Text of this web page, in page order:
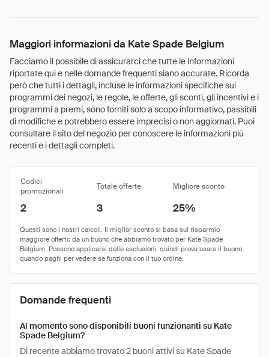
Maggiori informazioni da Kate Spade Belgium
Facciamo il possibile di assicurarci che tutte le informazioni
riportate qui e nelle domande frequenti siano accurate. Ricorda
però che tutti i dettagli, incluse le informazioni specifiche sui
programmi dei negozi, le regole, le offerte, gli sconti, gli incentivi e i
programmi a premi, sono forniti solo a scopo informativo, passibili
di modifiche e potrebbero essere imprecisi o non aggiornati. Puoi
consultare il sito del negozio per conoscere le informazioni più
recenti e i dettagli completi.
Codici
promozionali
Totale offerte Migliore sconto
2 3 25%
Domande frequenti
Al momento sono disponibili buoni funzionanti su Kate
Spade Belgium?
Di recente abbiamo trovato 2 buoni attivi su Kate Spade